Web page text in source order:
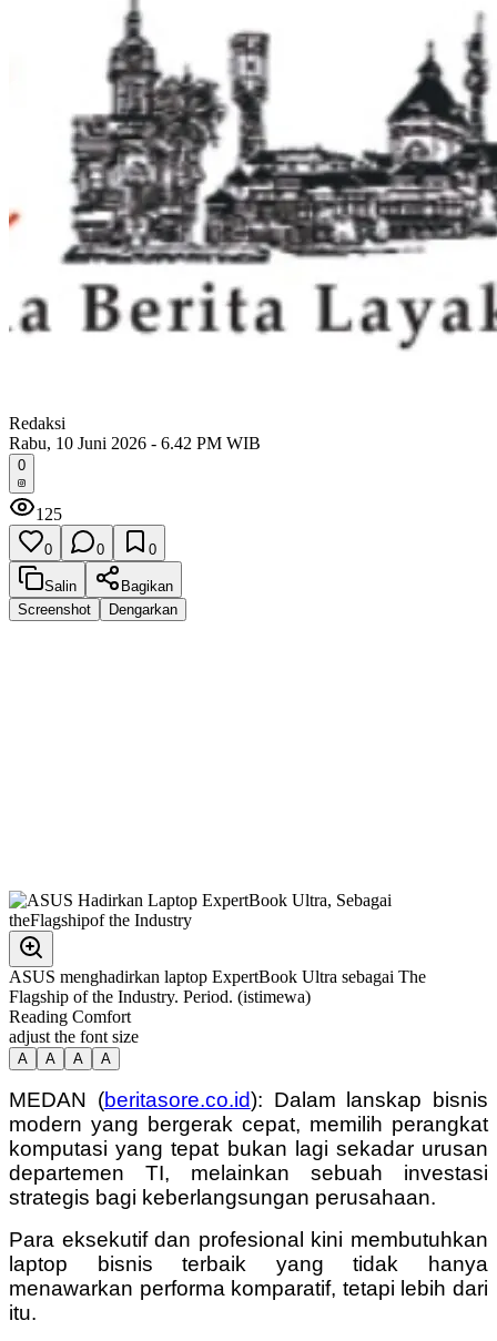
Redaksi
Rabu, 10 Juni 2026 - 6.42 PM WIB
0
125
0 0 0
Salin
Bagikan
Screenshot
Dengarkan
ASUS menghadirkan laptop ExpertBook Ultra sebagai The
Flagship of the Industry. Period. (istimewa)
Reading Comfort
adjust the font size
A A A A
MEDAN (beritasore.co.id): Dalam lanskap bisnis
modern yang bergerak cepat, memilih perangkat
komputasi yang tepat bukan lagi sekadar urusan
departemen TI, melainkan sebuah investasi
strategis bagi keberlangsungan perusahaan.
Para eksekutif dan profesional kini membutuhkan
laptop bisnis terbaik yang tidak hanya
menawarkan performa komparatif, tetapi lebih dari
itu.